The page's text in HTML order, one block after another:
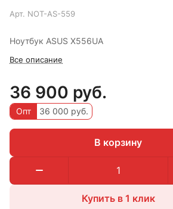
Арт. NOT-AS-559
Ноутбук ASUS X556UA
Все описание
36 900 руб.
Опт 36 000 руб.
В корзину
Купить в 1 клик